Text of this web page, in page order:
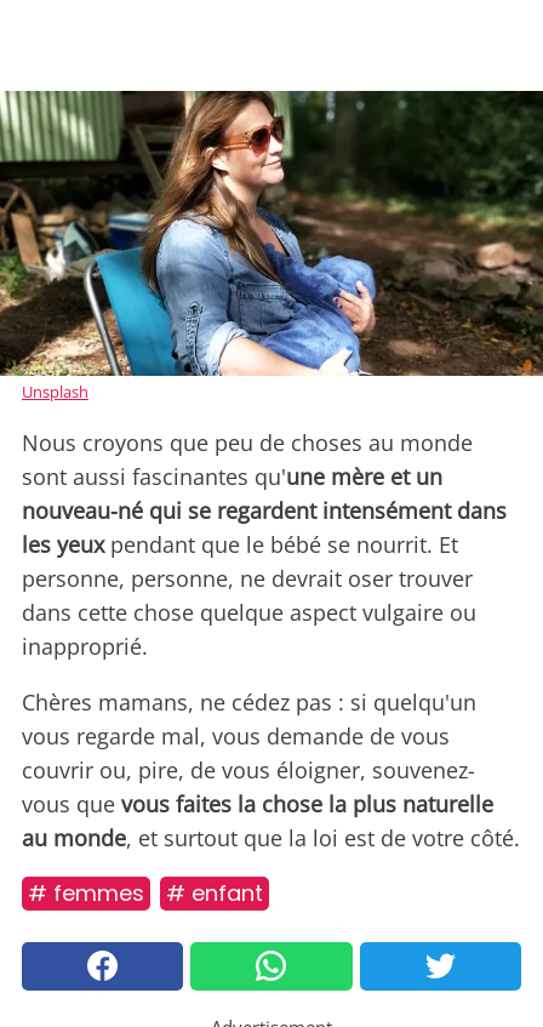
Unsplash
Nous croyons que peu de choses au monde
sont aussi fascinantes qu'une mère et un
nouveau-né qui se regardent intensément dans
les yeuxpendant que le bébé se nourrit. Et
personne, personne, ne devrait oser trouver
dans cette chose quelque aspect vulgaire ou
inapproprié.
Chères mamans, ne cédez pas : si quelqu'un
vous regarde mal, vous demande de vous
couvrir ou, pire, de vous éloigner, souvenez-
vous que vous faites la chose la plus naturelle
au monde, et surtout que la loi est de votre côté.
# femmes # enfant